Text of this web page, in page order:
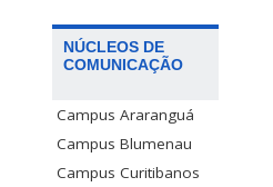
NÚCLEOS DE
COMUNICAÇÃO
Campus Araranguá
Campus Blumenau
Campus Curitibanos